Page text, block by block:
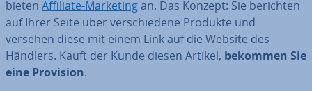
bieten Affiliate-Marketingan. Das Konzept: Sie berichten
auf Ihrer Seite über ver­schie­de­ne Produkte und
versehen diese mit einem Link auf die Website des
Händlers. Kauft der Kunde diesen Artikel, bekommen Sie
eine Provision.